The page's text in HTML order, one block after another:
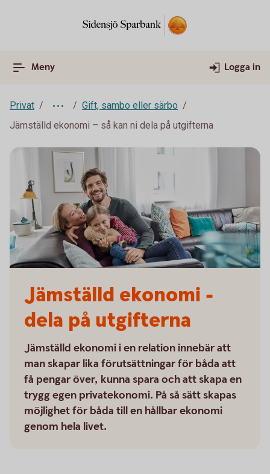
Meny Logga in
Privat
Gift, sambo eller särbo
Jämställd ekonomi – så kan ni dela på utgifterna
Jämställd ekonomi -
dela på utgifterna
Jämställd ekonomi i en relation innebär att
man skapar lika förutsättningar för båda att
få pengar över, kunna spara och att skapa en
trygg egen privatekonomi. På så sätt skapas
möjlighet för båda till en hållbar ekonomi
genom hela livet.